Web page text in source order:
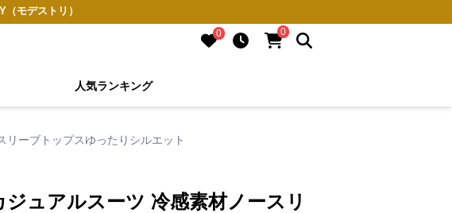
モデストリ）
0 0
人気ランキング
リーブトップスゆったりシルエット
ジュアルスーツ 冷感素材ノースリ